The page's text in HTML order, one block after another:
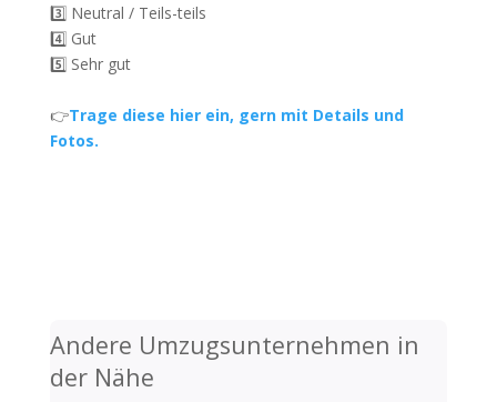
3️⃣ Neutral / Teils-teils
4️⃣ Gut
5️⃣ Sehr gut
👉Trage diese hier ein, gern mit Details und
Fotos.
Andere Umzugsunternehmen in
der Nähe